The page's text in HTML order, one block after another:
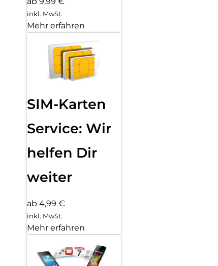
inkl. MwSt.
Mehr erfahren
SIM-Karten
Service: Wir
helfen Dir
weiter
ab 4,99 €
inkl. MwSt.
Mehr erfahren